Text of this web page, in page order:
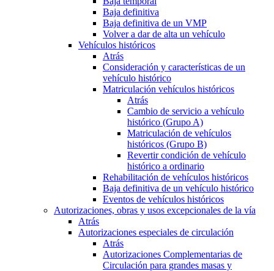
Baja definitiva
Baja definitiva de un VMP
Volver a dar de alta un vehículo
Vehículos históricos
Atrás
Consideración y características de un
vehículo histórico
Matriculación vehículos históricos
Atrás
Cambio de servicio a vehículo
histórico (Grupo A)
Matriculación de vehículos
históricos (Grupo B)
Revertir condición de vehículo
histórico a ordinario
Rehabilitación de vehículos históricos
Baja definitiva de un vehículo histórico
Eventos de vehículos históricos
Autorizaciones, obras y usos excepcionales de la vía
Atrás
Autorizaciones especiales de circulación
Atrás
Autorizaciones Complementarias de
Circulación para grandes masas y